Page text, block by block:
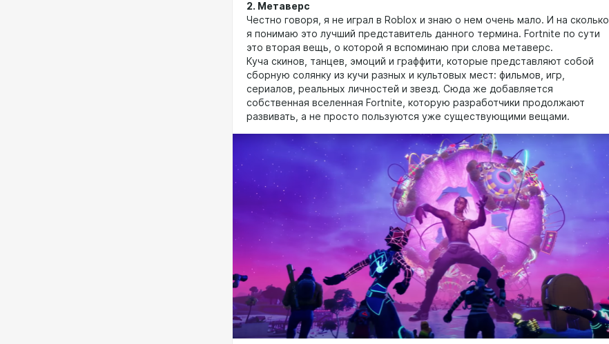
2. Метаверс
Честно говоря, я не играл в Roblox и знаю о нем очень мало. И на сколько
я понимаю это лучший представитель данного термина. Fortnite по сути
это вторая вещь, о которой я вспоминаю при слова метаверс.
Куча скинов, танцев, эмоций и граффити, которые представляют собой
сборную солянку из кучи разных и культовых мест: фильмов, игр,
сериалов, реальных личностей и звезд. Сюда же добавляется
собственная вселенная Fortnite, которую разработчики продолжают
развивать, а не просто пользуются уже существующими вещами.